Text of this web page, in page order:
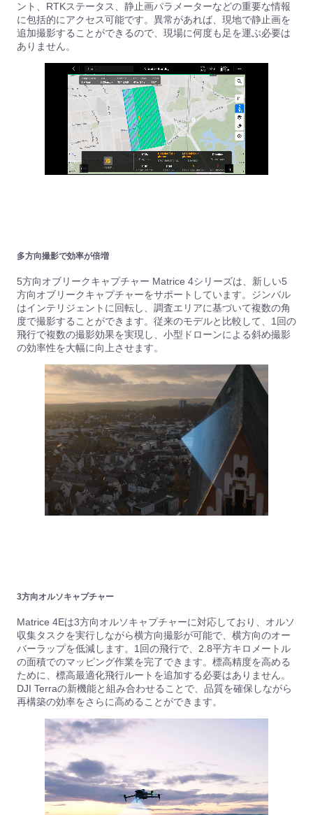
ント、RTKステータス、静止画パラメーターなどの重要な情報
に包括的にアクセス可能です。異常があれば、現地で静止画を
追加撮影することができるので、現場に何度も足を運ぶ必要は
ありません。
多方向撮影で効率が倍増
5方向オブリークキャプチャー Matrice 4シリーズは、新しい5
方向オブリークキャプチャーをサポートしています。ジンバル
はインテリジェントに回転し、調査エリアに基づいて複数の角
度で撮影することができます。従来のモデルと比較して、1回の
飛行で複数の撮影効果を実現し、小型ドローンによる斜め撮影
の効率性を大幅に向上させます。
3方向オルソキャプチャー
Matrice 4Eは3方向オルソキャプチャーに対応しており、オルソ
収集タスクを実行しながら横方向撮影が可能で、横方向のオー
バーラップを低減します。1回の飛行で、2.8平方キロメートル
の面積でのマッピング作業を完了できます。標高精度を高める
ために、標高最適化飛行ルートを追加する必要はありません。
DJI Terraの新機能と組み合わせることで、品質を確保しながら
再構築の効率をさらに高めることができます。